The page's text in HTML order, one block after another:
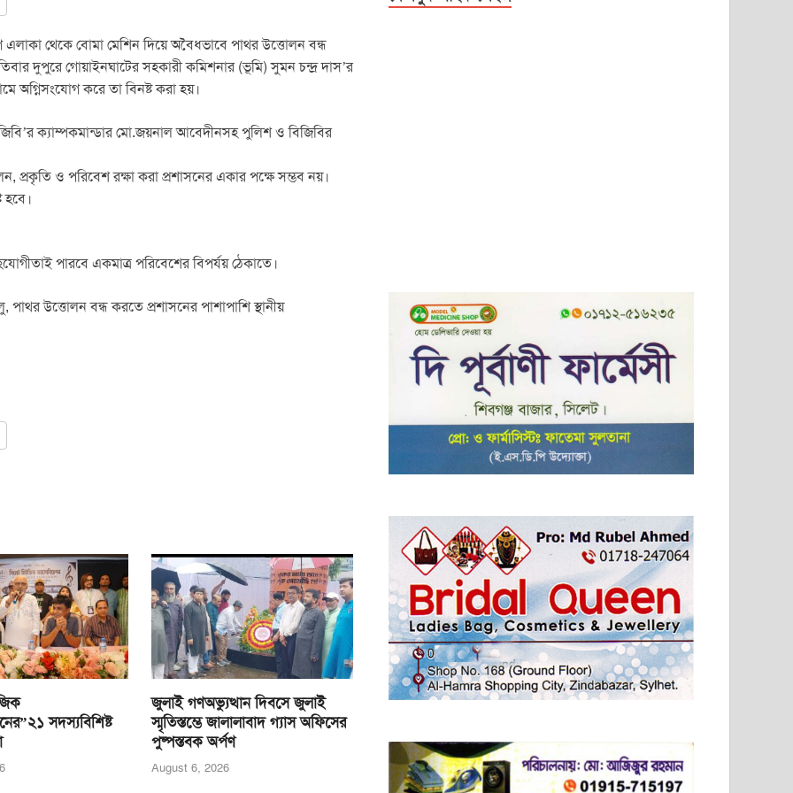
এলাকা থেকে বোমা মেশিন দিয়ে অবৈধভাবে পাথর উত্তোলন বন্ধ
দুপুরে গোয়াইনঘাটের সহকারী কমিশনার (ভূমি) সুমন চন্দ্র দাস’র
অগ্নিসংযোগ করে তা বিনষ্ট করা হয়।
ক্যাম্পকমান্ডার মো.জয়নাল আবেদীনসহ পুলিশ ও বিজিবির
প্রকৃতি ও পরিবেশ রক্ষা করা প্রশাসনের একার পক্ষে সম্ভব নয়।
হবে।
পারবে একমাত্র পরিবেশের বিপর্যয় ঠেকাতে।
উত্তোলন বন্ধ করতে প্রশাসনের পাশাপাশি স্থানীয়
সদস্যবিশিষ্ট
জুলাই গণঅভ্যুত্থান দিবসে জুলাই
স্মৃতিস্তম্ভে জালালাবাদ গ্যাস অফিসের
পুষ্পস্তবক অর্পণ
August 6, 2026